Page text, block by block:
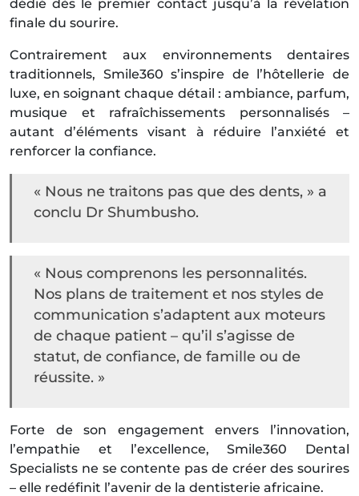
dédié dès le premier contact jusqu’à la révélation
finale du sourire.
Contrairement aux environnements dentaires
traditionnels, Smile360 s’inspire de l’hôtellerie de
luxe, en soignant chaque détail : ambiance, parfum,
musique et rafraîchissements personnalisés –
autant d’éléments visant à réduire l’anxiété et
renforcer la confiance.
« Nous ne traitons pas que des dents, » a
conclu Dr Shumbusho.
« Nous comprenons les personnalités.
Nos plans de traitement et nos styles de
communication s’adaptent aux moteurs
de chaque patient – qu’il s’agisse de
statut, de confiance, de famille ou de
réussite. »
Forte de son engagement envers l’innovation,
l’empathie et l’excellence, Smile360 Dental
Specialists ne se contente pas de créer des sourires
– elle redéfinit l’avenir de la dentisterie africaine.